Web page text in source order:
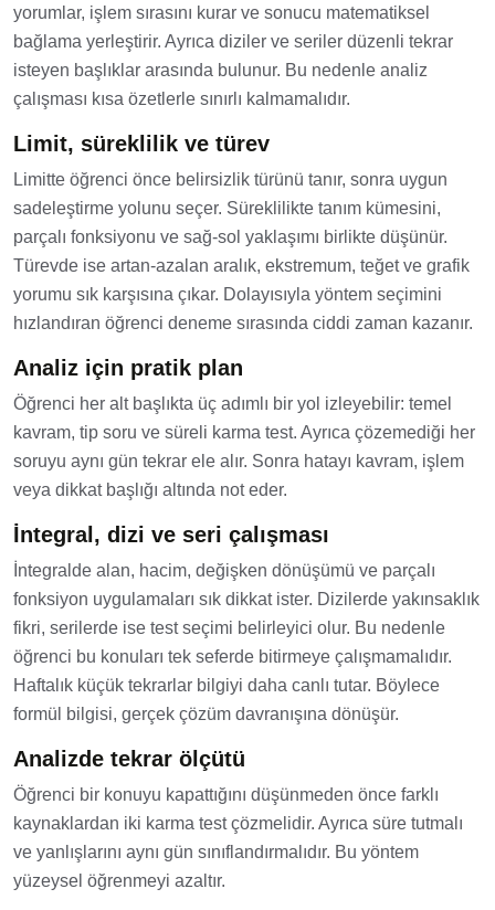
yorumlar, işlem sırasını kurar ve sonucu matematiksel
bağlama yerleştirir. Ayrıca diziler ve seriler düzenli tekrar
isteyen başlıklar arasında bulunur. Bu nedenle analiz
çalışması kısa özetlerle sınırlı kalmamalıdır.
Limit, süreklilik ve türev
Limitte öğrenci önce belirsizlik türünü tanır, sonra uygun
sadeleştirme yolunu seçer. Süreklilikte tanım kümesini,
parçalı fonksiyonu ve sağ-sol yaklaşımı birlikte düşünür.
Türevde ise artan-azalan aralık, ekstremum, teğet ve grafik
yorumu sık karşısına çıkar. Dolayısıyla yöntem seçimini
hızlandıran öğrenci deneme sırasında ciddi zaman kazanır.
Analiz için pratik plan
Öğrenci her alt başlıkta üç adımlı bir yol izleyebilir: temel
kavram, tip soru ve süreli karma test. Ayrıca çözemediği her
soruyu aynı gün tekrar ele alır. Sonra hatayı kavram, işlem
veya dikkat başlığı altında not eder.
İntegral, dizi ve seri çalışması
İntegralde alan, hacim, değişken dönüşümü ve parçalı
fonksiyon uygulamaları sık dikkat ister. Dizilerde yakınsaklık
fikri, serilerde ise test seçimi belirleyici olur. Bu nedenle
öğrenci bu konuları tek seferde bitirmeye çalışmamalıdır.
Haftalık küçük tekrarlar bilgiyi daha canlı tutar. Böylece
formül bilgisi, gerçek çözüm davranışına dönüşür.
Analizde tekrar ölçütü
Öğrenci bir konuyu kapattığını düşünmeden önce farklı
kaynaklardan iki karma test çözmelidir. Ayrıca süre tutmalı
ve yanlışlarını aynı gün sınıflandırmalıdır. Bu yöntem
yüzeysel öğrenmeyi azaltır.